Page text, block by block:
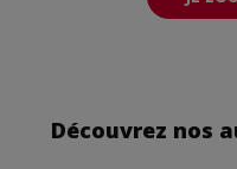
Découvrez nos